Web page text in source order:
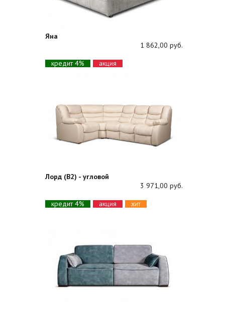
Яна
1 862,00 руб.
кредит 4%
акция
Лорд (В2) - угловой
3 971,00 руб.
кредит 4%
акция хит